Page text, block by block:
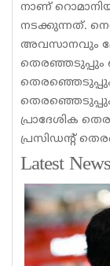
നാണ്
നടക്കുന്നത്.
അവസാനവും
തെരഞ്ഞടുപ്പും
തെരഞ്ഞെടുപ്പും
പ്രാദേശിക
പ്രസിഡന്റ്
Latest